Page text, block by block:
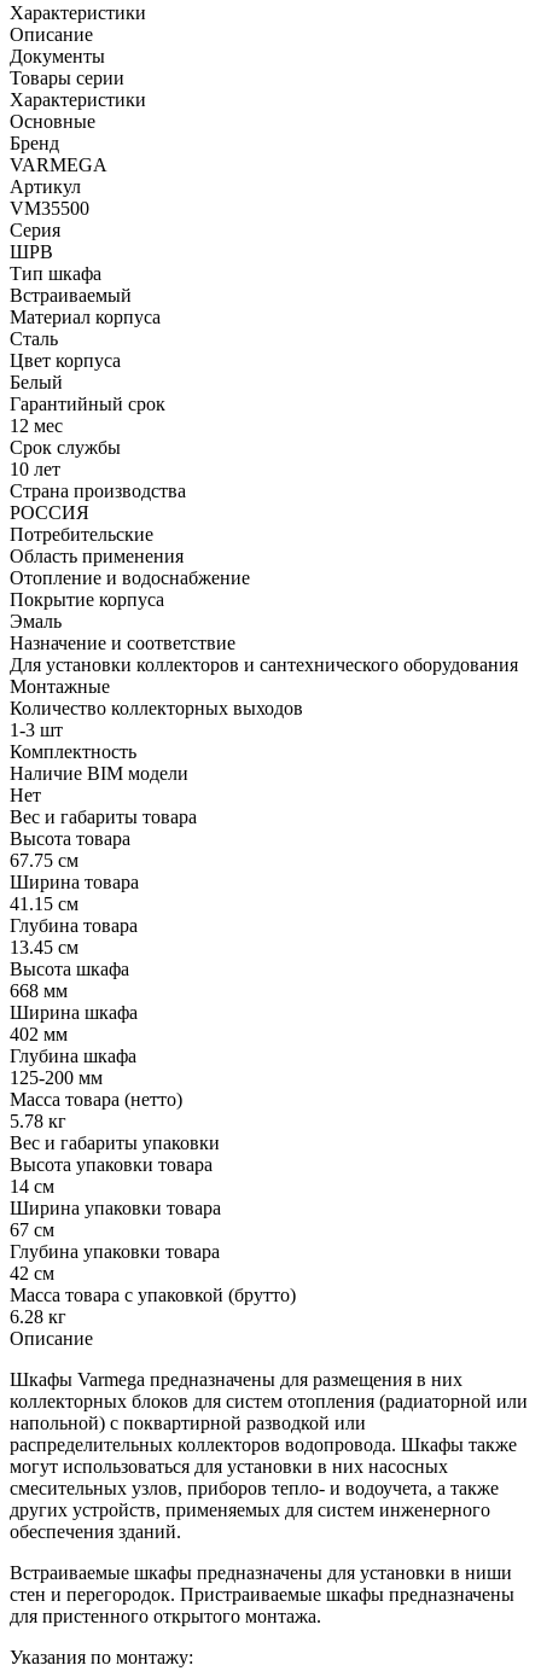
Характеристики
Описание
Документы
Товары серии
Характеристики
Основные
Бренд
VARMEGA
Артикул
VM35500
Серия
ШРВ
Тип шкафа
Встраиваемый
Материал корпуса
Сталь
Цвет корпуса
Белый
Гарантийный срок
12 мес
Срок службы
10 лет
Страна производства
РОССИЯ
Потребительские
Область применения
Отопление и водоснабжение
Покрытие корпуса
Эмаль
Назначение и соответствие
Для установки коллекторов и сантехнического оборудования
Монтажные
Количество коллекторных выходов
1-3 шт
Комплектность
Наличие BIM модели
Нет
Вес и габариты товара
Высота товара
67.75 см
Ширина товара
41.15 см
Глубина товара
13.45 см
Высота шкафа
668 мм
Ширина шкафа
402 мм
Глубина шкафа
125-200 мм
Масса товара (нетто)
5.78 кг
Вес и габариты упаковки
Высота упаковки товара
14 см
Ширина упаковки товара
67 см
Глубина упаковки товара
42 см
Масса товара с упаковкой (брутто)
6.28 кг
Описание
Шкафы Varmega предназначены для размещения в них
коллекторных блоков для систем отопления (радиаторной или
напольной) с поквартирной разводкой или
распределительных коллекторов водопровода. Шкафы также
могут использоваться для установки в них насосных
смесительных узлов, приборов тепло- и водоучета, а также
других устройств, применяемых для систем инженерного
обеспечения зданий.
Встраиваемые шкафы предназначены для установки в ниши
стен и перегородок. Пристраиваемые шкафы предназначены
для пристенного открытого монтажа.
Указания по монтажу: